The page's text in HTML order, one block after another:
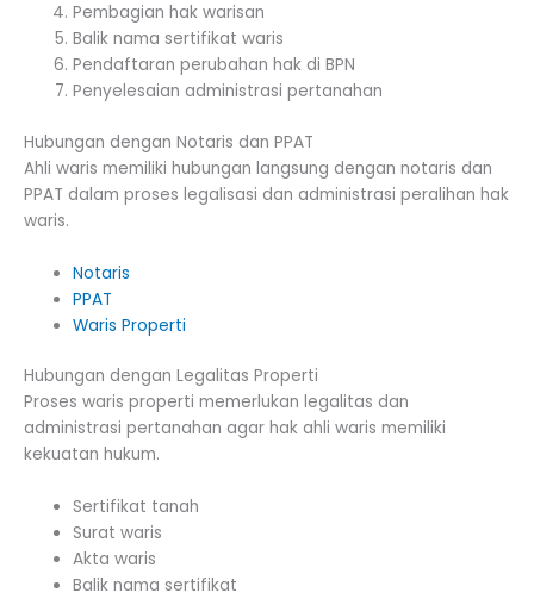
Pembagian hak warisan
Balik nama sertifikat waris
Pendaftaran perubahan hak di BPN
Penyelesaian administrasi pertanahan
Hubungan dengan Notaris dan PPAT
Ahli waris memiliki hubungan langsung dengan notaris dan
PPAT dalam proses legalisasi dan administrasi peralihan hak
waris.
Notaris
PPAT
Waris Properti
Hubungan dengan Legalitas Properti
Proses waris properti memerlukan legalitas dan
administrasi pertanahan agar hak ahli waris memiliki
kekuatan hukum.
Sertifikat tanah
Surat waris
Akta waris
Balik nama sertifikat